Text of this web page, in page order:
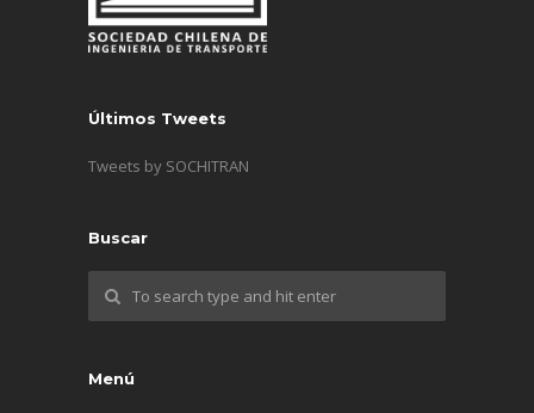
Últimos Tweets
Tweets by SOCHITRAN
Buscar
Menú